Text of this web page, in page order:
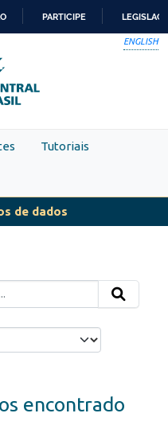
PARTICIPE
ENGLISH
Tutoriais
de dados
encontrado